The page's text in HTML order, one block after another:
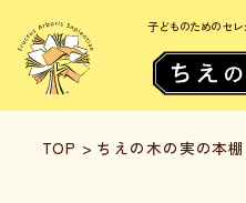
子どものためのセ
TOP > ちえの木の実の本棚